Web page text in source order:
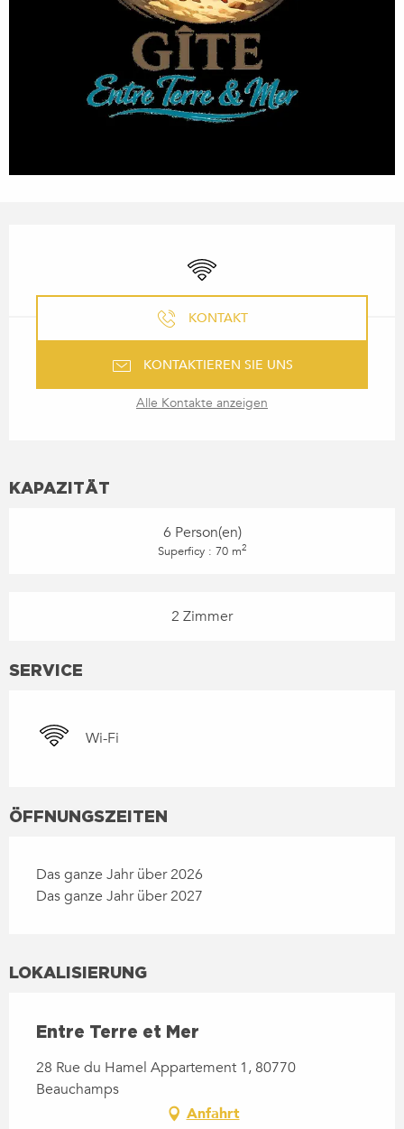
Wi-Fi
KONTAKT
KONTAKTIEREN SIE UNS
Alle Kontakte anzeigen
KAPAZITÄT
6 Person(en)
Superficy : 70 m2
2 Zimmer
SERVICE
Wi-Fi
ÖFFNUNGSZEITEN
Das ganze Jahr über 2026
Das ganze Jahr über 2027
LOKALISIERUNG
Entre Terre et Mer
28 Rue du Hamel Appartement 1, 80770
Beauchamps
Anfahrt